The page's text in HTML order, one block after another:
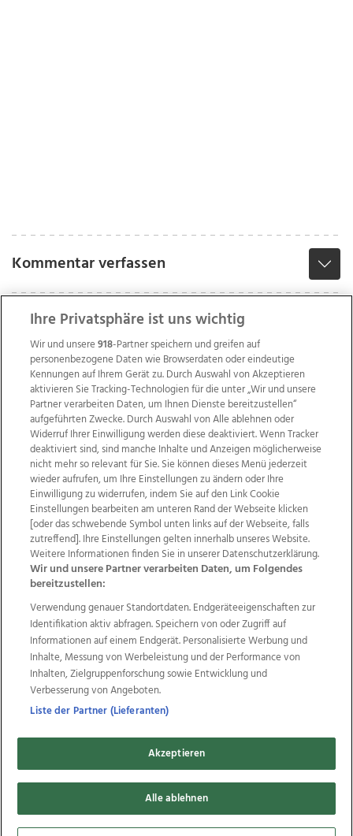
Kommentar verfassen
Wir über uns Mediadaten Kontakt
Jobs
Datenschutz
Impressum
AGB Anzeigekunden
AGB Website
Ehrenkodex Politische Werbung
Weitere Angebote des Medienhauses Wimmer
TV1 di-mog-i.at OÖNow
Ischler Woche
Life Radio
OÖNachrichten
OÖN Immobilien
OÖN Karriere
OÖN Reise
Promenaden Galerien
Regionaljobs
wasistlos.at wirtrauern.at
Copyrights © 2026 Tips Zeitungs GmbH & Co KG
developed by
Ihre Privatsphäre ist uns wichtig
Wir und unsere918-Partner speichern und greifen auf
personenbezogene Daten wie Browserdaten oder eindeutige
Kennungen auf Ihrem Gerät zu. Durch Auswahl von Akzeptieren
aktivieren Sie Tracking-Technologien für die unter „Wir und unsere
Partner verarbeiten Daten, um Ihnen Dienste bereitzustellen“
aufgeführten Zwecke. Durch Auswahl von Alle ablehnen oder
Widerruf Ihrer Einwilligung werden diese deaktiviert. Wenn Tracker
deaktiviert sind, sind manche Inhalte und Anzeigen möglicherweise
nicht mehr so relevant für Sie. Sie können dieses Menü jederzeit
wieder aufrufen, um Ihre Einstellungen zu ändern oder Ihre
Einwilligung zu widerrufen, indem Sie auf den Link Cookie
Einstellungen bearbeiten am unteren Rand der Webseite klicken
[oder das schwebende Symbol unten links auf der Webseite, falls
zutreffend]. Ihre Einstellungen gelten innerhalb unseres Website.
Weitere Informationen finden Sie in unserer Datenschutzerklärung.
Wir und unsere Partner verarbeiten Daten, um Folgendes
bereitzustellen:
Verwendung genauer Standortdaten. Endgeräteeigenschaften zur
Identifikation aktiv abfragen. Speichern von oder Zugriff auf
Informationen auf einem Endgerät. Personalisierte Werbung und
Inhalte, Messung von Werbeleistung und der Performance von
Inhalten, Zielgruppenforschung sowie Entwicklung und
Verbesserung von Angeboten.
Liste der Partner (Lieferanten)
Akzeptieren
Alle ablehnen